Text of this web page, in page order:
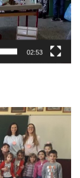
02:53